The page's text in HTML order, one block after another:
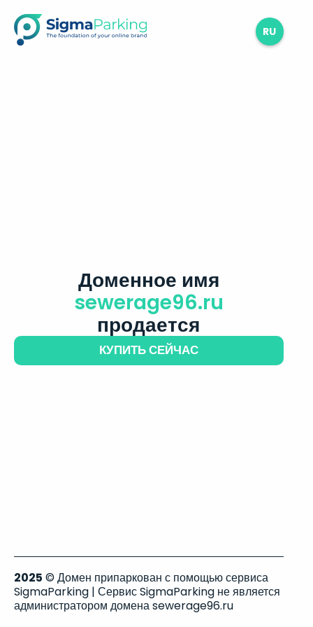
RU
Доменное имя
sewerage96.ru
продается
КУПИТЬ СЕЙЧАС
2025 © Домен припаркован с помощью сервиса
SigmaParking | Сервис SigmaParking не является
администратором домена sewerage96.ru